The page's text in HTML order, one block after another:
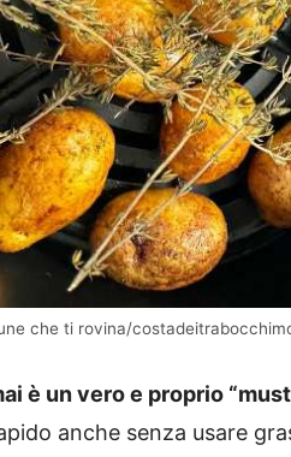
che ti rovina/
è un vero e proprio
anche senza usare